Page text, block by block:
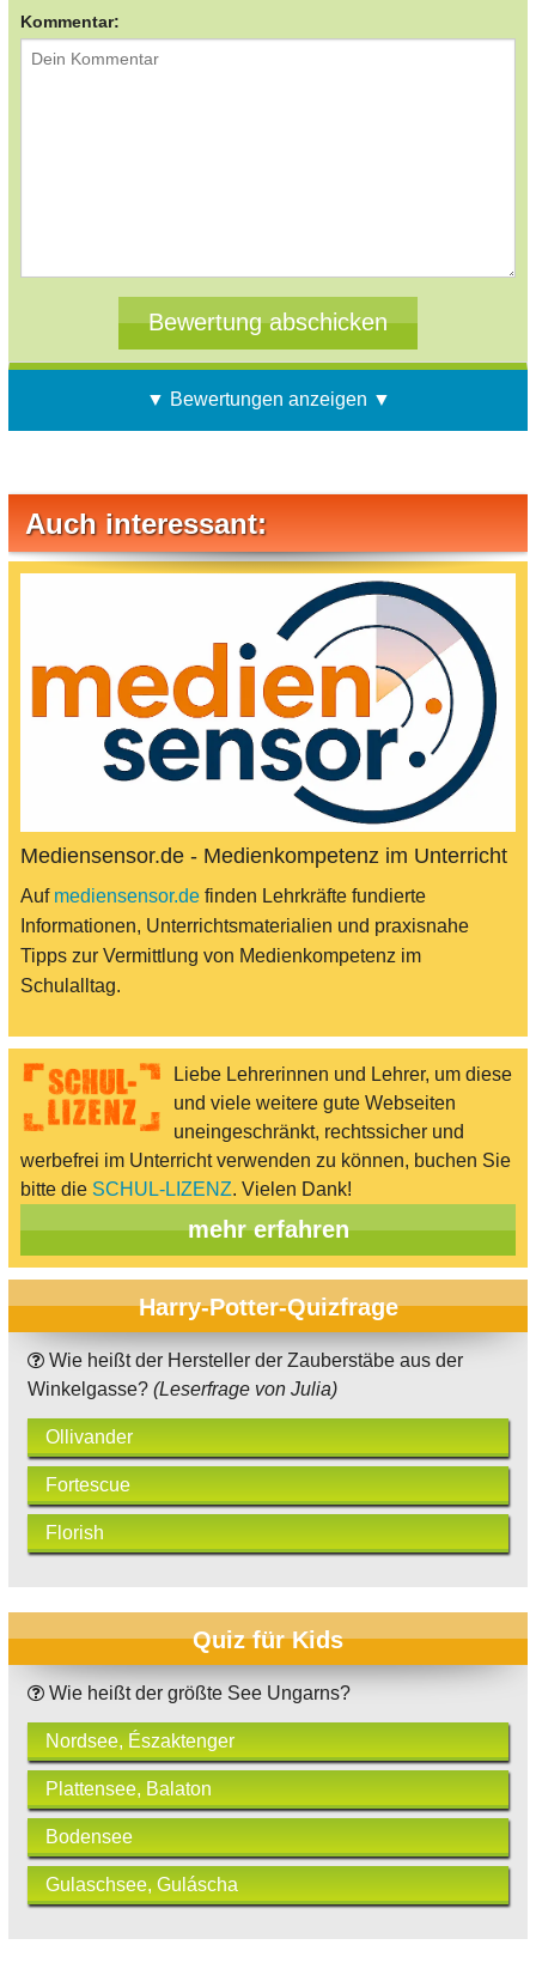
Kommentar:
▼ Bewertungen anzeigen ▼
Auch interessant:
Mediensensor.de - Medienkompetenz im Unterricht
Auf mediensensor.de finden Lehrkräfte fundierte
Informationen, Unterrichtsmaterialien und praxisnahe
Tipps zur Vermittlung von Medienkompetenz im
Schulalltag.
Liebe Lehrerinnen und Lehrer, um diese
und viele weitere gute Webseiten
uneingeschränkt, rechtssicher und
werbefrei im Unterricht verwenden zu können, buchen Sie
bitte die SCHUL-LIZENZ. Vielen Dank!
mehr erfahren
Harry-Potter-Quizfrage
Wie heißt der Hersteller der Zauberstäbe aus der
Winkelgasse? (Leserfrage von Julia)
Ollivander
Fortescue
Florish
Quiz für Kids
Wie heißt der größte See Ungarns?
Nordsee, Északtenger
Plattensee, Balaton
Bodensee
Gulaschsee, Guláscha